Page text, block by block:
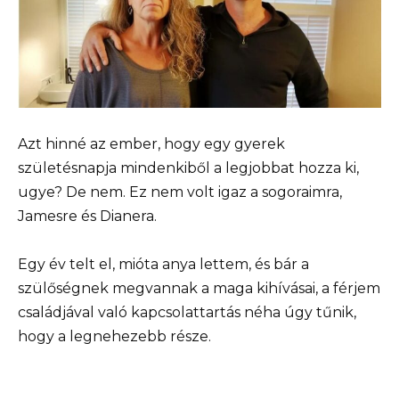
Azt hinné az ember, hogy egy gyerek
születésnapja mindenkiből a legjobbat hozza ki,
ugye? De nem. Ez nem volt igaz a sogoraimra,
Jamesre és Dianera.
Egy év telt el, mióta anya lettem, és bár a
szülőségnek megvannak a maga kihívásai, a férjem
családjával való kapcsolattartás néha úgy tűnik,
hogy a legnehezebb része.